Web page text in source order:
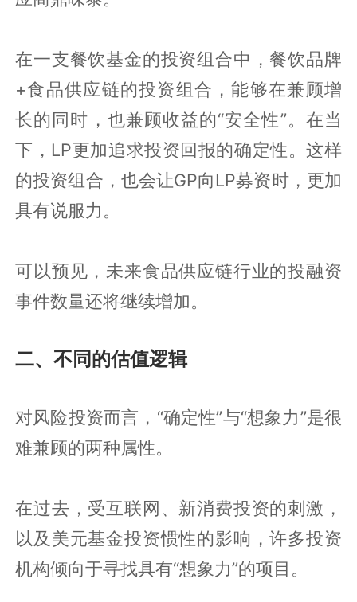
在一支餐饮基金的投资组合中，餐饮品牌
+食品供应链的投资组合，能够在兼顾增
长的同时，也兼顾收益的“安全性”。在当
下，LP更加追求投资回报的确定性。这样
的投资组合，也会让GP向LP募资时，更加
具有说服力。
可以预见，未来食品供应链行业的投融资
事件数量还将继续增加。
二、不同的估值逻辑
对风险投资而言，“确定性”与“想象力”是很
难兼顾的两种属性。
在过去，受互联网、新消费投资的刺激，
以及美元基金投资惯性的影响，许多投资
机构倾向于寻找具有“想象力”的项目。